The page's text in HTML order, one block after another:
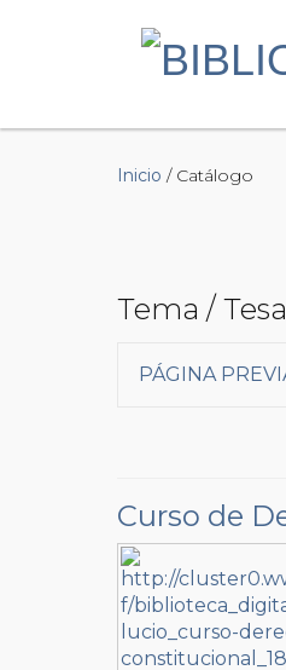
Inicio / Catálogo
Tema /
PÁGINA
Curso de